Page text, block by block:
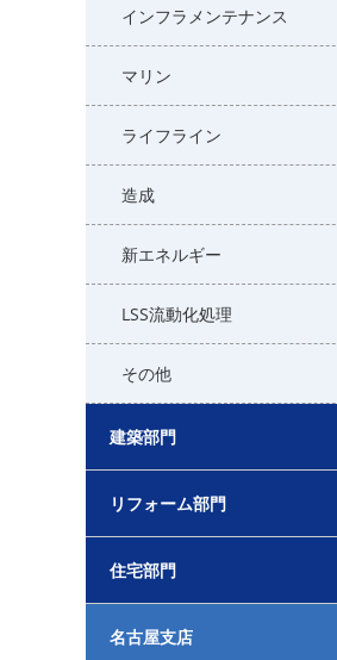
インフラメンテナンス
マリン
ライフライン
造成
新エネルギー
LSS流動化処理
その他
建築部門
リフォーム部門
住宅部門
名古屋支店